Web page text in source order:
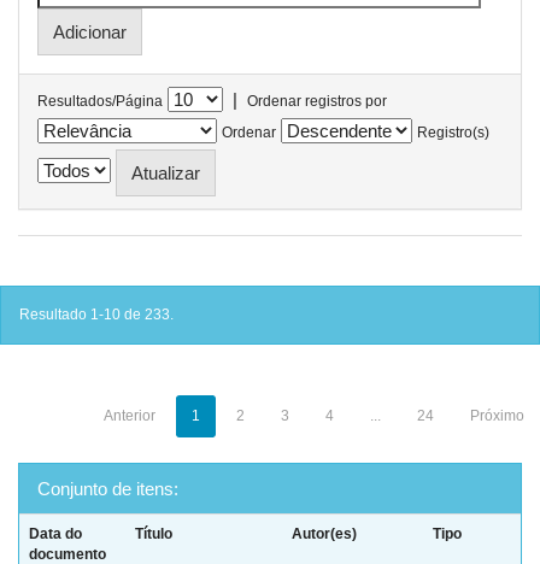
Resultados/Página |
Ordenar registros por
Ordenar
Registro(s)
Resultado 1-10 de 233.
Anterior 1 2 3 4 ... 24 Próximo
Conjunto de itens:
Data do
documento
Título Autor(es) Tipo